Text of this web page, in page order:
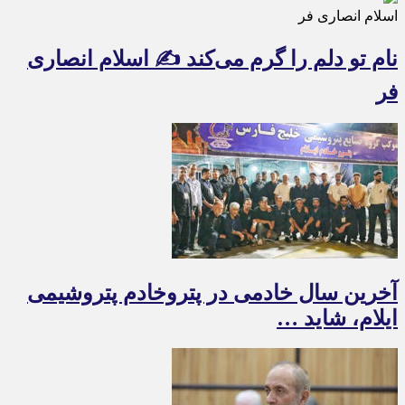
اسلام انصاری فر
نام تو دلم را گرم می‌کند ✍️ اسلام انصاری
فر
آخرین سال خادمی در پتروخادم پتروشیمی
ایلام، شاید …